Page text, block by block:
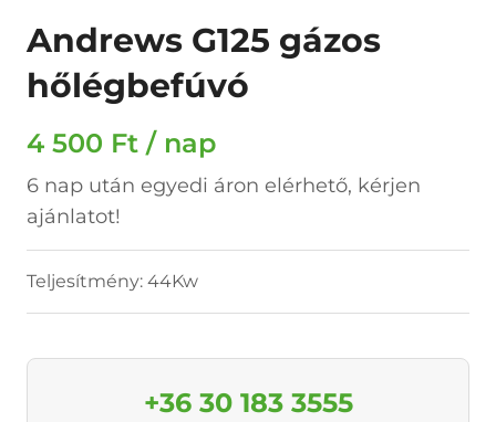
Andrews G125 gázos
hőlégbefúvó
4 500 Ft / nap
6 nap után egyedi áron elérhető, kérjen
ajánlatot!
Teljesítmény: 44Kw
+36 30 183 3555